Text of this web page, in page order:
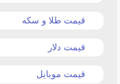
قیمت طلا و سکه
قیمت دلار
قیمت موبایل